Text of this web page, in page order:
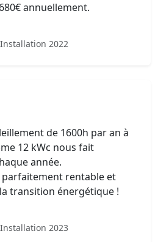
annuellement.
2022
de 1600h par an à
12 kWc nous fait
année.
parfaitement rentable et
transition énergétique !
2023